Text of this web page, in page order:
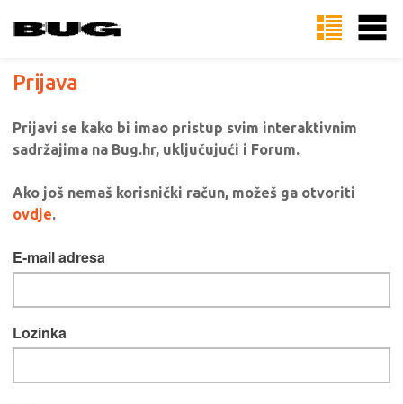
Prijava
Prijavi se kako bi imao pristup svim interaktivnim
sadržajima na Bug.hr, uključujući i Forum.
Ako još nemaš korisnički račun, možeš ga otvoriti
ovdje.
E-mail adresa
Lozinka